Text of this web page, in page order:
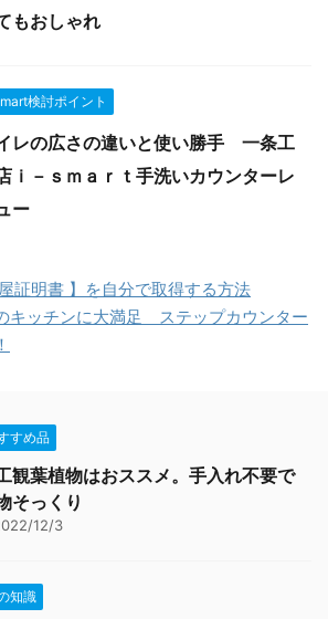
もおしゃれ
検討ポイント
レの広さの違いと使い勝手 一条工
ｉ－ｓｍａｒｔ手洗いカウンターレ
ー
屋証明書 】を自分で取得する方法
キッチンに大満足 ステップカウンター
すめ品
観葉植物はおススメ。手入れ不要で
そっくり
12/3
知識